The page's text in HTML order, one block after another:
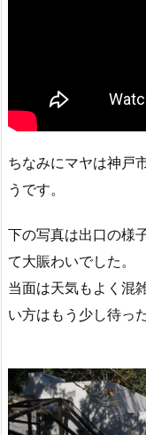
ちなみにマヤは神戸
うです。
下の写真は出口の様
て大賑わいでした。
当面は天気もよく混
い方はもう少し待っ